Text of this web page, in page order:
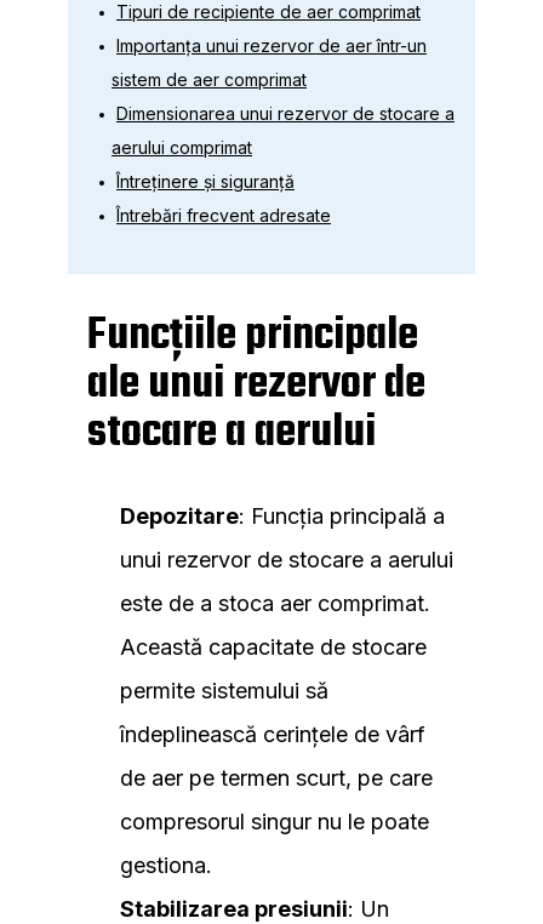
Tipuri de recipiente de aer comprimat
Importanța unui rezervor de aer într-un
sistem de aer comprimat
Dimensionarea unui rezervor de stocare a
aerului comprimat
Întreținere și siguranță
Întrebări frecvent adresate
Funcțiile principale
ale unui rezervor de
stocare a aerului
Depozitare: Funcția principală a
unui rezervor de stocare a aerului
este de a stoca aer comprimat.
Această capacitate de stocare
permite sistemului să
îndeplinească cerințele de vârf
de aer pe termen scurt, pe care
compresorul singur nu le poate
gestiona.
Stabilizarea presiunii: Un